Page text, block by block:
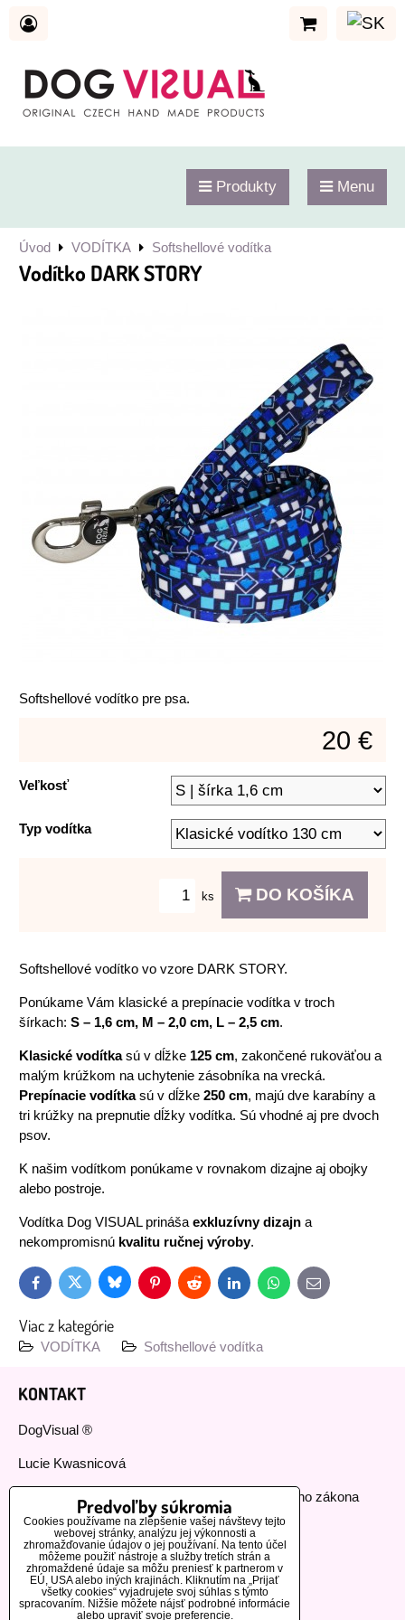
Produkty Menu
Úvod VODÍTKA Softshellové vodítka
Vodítko DARK STORY
Softshellové vodítko pre psa.
20 €
Veľkosť
Typ vodítka
ks DO KOŠÍKA
Softshellové vodítko vo vzore DARK STORY.
Ponúkame Vám klasické a prepínacie vodítka v troch
šírkach: S – 1,6 cm, M – 2,0 cm, L – 2,5 cm.
Klasické vodítkasú v dĺžke 125 cm, zakončené rukoväťou a
malým krúžkom na uchytenie zásobníka na vrecká.
Prepínacie vodítkasú v dĺžke 250 cm, majú dve karabíny a
tri krúžky na prepnutie dĺžky vodítka. Sú vhodné aj pre dvoch
psov.
K našim vodítkom ponúkame v rovnakom dizajne aj obojky
alebo postroje.
Vodítka Dog VISUAL prináša exkluzívny dizajn a
nekompromisnú kvalitu ručnej výroby.
FacebookTwitter BlueskyPinterestReddit LinkedInWhatsApp
E-
mail
Viac z kategórie
VODÍTKA Softshellové vodítka
KONTAKT
DogVisual ®
Lucie Kwasnicová
Fyzická osoba podnikajúca podľa živnostenského zákona
IČ: 73112593
GSM:+420 776 440 464
MOHLO BY VÁS ZAUJÍMAŤ
Predvoľby súkromia
Cookies používame na zlepšenie vašej návštevy tejto
webovej stránky, analýzu jej výkonnosti a
zhromažďovanie údajov o jej používaní. Na tento účel
môžeme použiť nástroje a služby tretích strán a
zhromaždené údaje sa môžu preniesť k partnerom v
EÚ, USA alebo iných krajinách. Kliknutím na „Prijať
všetky cookies“ vyjadrujete svoj súhlas s týmto
spracovaním. Nižšie môžete nájsť podrobné informácie
alebo upraviť svoje preferencie.